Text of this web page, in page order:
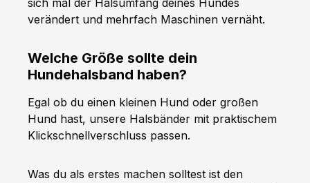
sich mal der Halsumfang deines Hundes
verändert und mehrfach Maschinen vernäht.
Welche Größe sollte dein
Hundehalsband haben?
Egal ob du einen kleinen Hund oder großen
Hund hast, unsere Halsbänder mit praktischem
Klickschnellverschluss passen.
Was du als erstes machen solltest ist den